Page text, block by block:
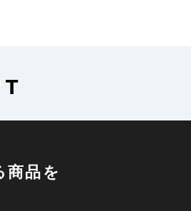
品を